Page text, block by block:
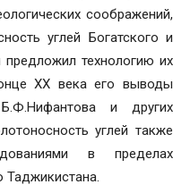
соображений,
углей Богатского и
предложил технологию их
XX века его выводы
и других
углей также
в пределах
Таджикистана.